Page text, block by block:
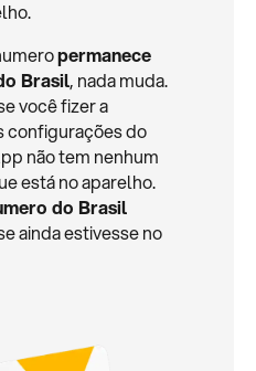
permanece
Brasil, nada muda.
você fizer a
configurações do
não tem nenhum
está no aparelho.
do Brasil
ainda estivesse no